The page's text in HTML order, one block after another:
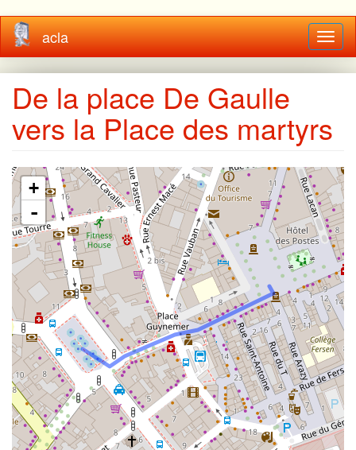
Aller
au
contenu
principal
acla
De la place De Gaulle
vers la Place des martyrs
+
-